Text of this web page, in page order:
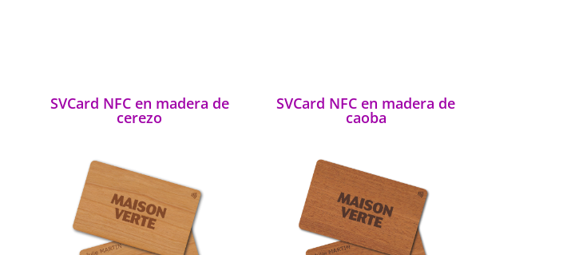
SVCard NFC en madera de
cerezo
SVCard NFC en madera de
caoba